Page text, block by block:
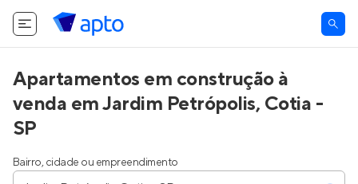
Apartamentos em construção à
venda em Jardim Petrópolis, Cotia -
SP
Bairro, cidade ou empreendimento